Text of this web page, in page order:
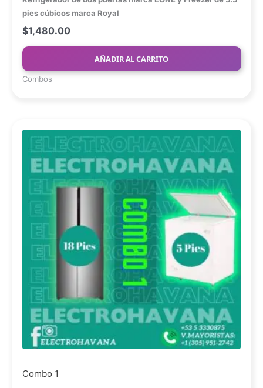
pies cúbicos marca Royal
$1,480.00
AÑADIR AL CARRITO
Combos
Combo 1